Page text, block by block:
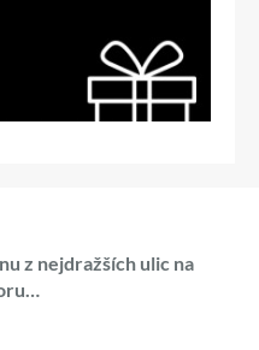
z nejdražších ulic na